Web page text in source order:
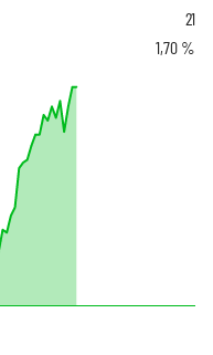
21
1,70 %